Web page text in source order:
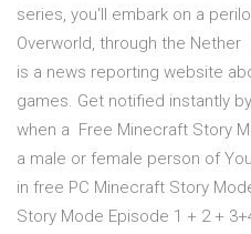
series, you'll embark on a
Overworld, through the
is a news reporting website
games. Get notified instantly
when a Free Minecraft Story
a male or female person of
in free PC Minecraft Story
Story Mode Episode 1 + 2 +